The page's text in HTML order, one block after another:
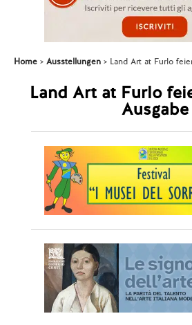
Home Ausstellungen Land Art at Furlo
Land Art at Furlo
Ausgabe